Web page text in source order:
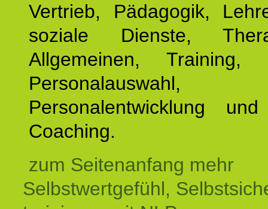
Vertrieb, Pädagogik,
soziale Dienste,
Allgemeinen, Training,
Personalauswahl,
Personalentwicklung
Coaching.
zum Seitenanfang mehr
Selbstwertgefühl,